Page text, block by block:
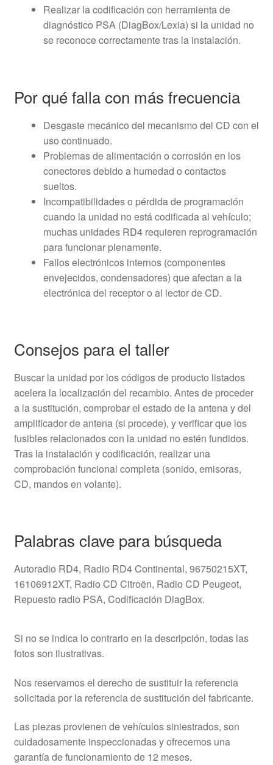
Realizar la codificación con herramienta de
diagnóstico PSA (DiagBox/Lexia) si la unidad no
se reconoce correctamente tras la instalación.
Por qué falla con más frecuencia
Desgaste mecánico del mecanismo del CD con el
uso continuado.
Problemas de alimentación o corrosión en los
conectores debido a humedad o contactos
sueltos.
Incompatibilidades o pérdida de programación
cuando la unidad no está codificada al vehículo;
muchas unidades RD4 requieren reprogramación
para funcionar plenamente.
Fallos electrónicos internos (componentes
envejecidos, condensadores) que afectan a la
electrónica del receptor o al lector de CD.
Consejos para el taller
Buscar la unidad por los códigos de producto listados
acelera la localización del recambio. Antes de proceder
a la sustitución, comprobar el estado de la antena y del
amplificador de antena (si procede), y verificar que los
fusibles relacionados con la unidad no estén fundidos.
Tras la instalación y codificación, realizar una
comprobación funcional completa (sonido, emisoras,
CD, mandos en volante).
Palabras clave para búsqueda
Autoradio RD4, Radio RD4 Continental, 96750215XT,
16106912XT, Radio CD Citroën, Radio CD Peugeot,
Repuesto radio PSA, Codificación DiagBox.
Si no se indica lo contrario en la descripción, todas las
fotos son ilustrativas.
Nos reservamos el derecho de sustituir la referencia
solicitada por la referencia de sustitución del fabricante.
Las piezas provienen de vehículos siniestrados, son
cuidadosamente inspeccionadas y ofrecemos una
garantía de funcionamiento de 12 meses.